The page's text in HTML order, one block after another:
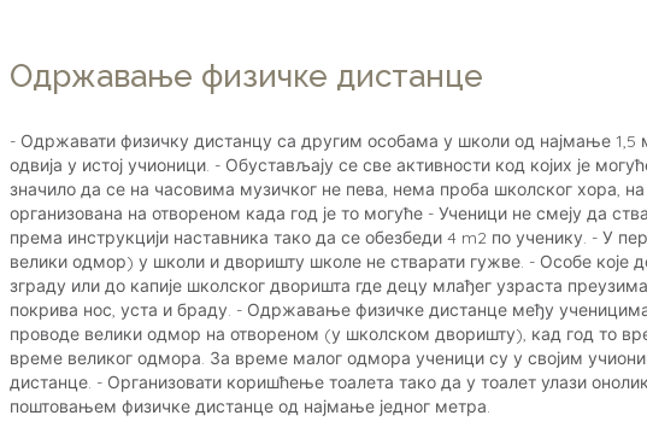
Одржавање физичке дистанце
- Одржавати физичку дистанцу са другим особама у школи од најмање
одвија у истој учионици. - Обустављају се све активности код којих је
значило да се на часовима музичког не пева, нема проба школског хора,
организована на отвореном када год је то могуће - Ученици не смеју да
према инструкцији наставника тако да се обезбеди 4 m2 по ученику. - У
велики одмор) у школи и дворишту школе не стварати гужве. - Особе које
зграду или до капије школског дворишта где децу млађег узраста
покрива нос, уста и браду. - Одржавање физичке дистанце међу
проводе велики одмор на отвореном (у школском дворишту), кад год то
време великог одмора. За време малог одмора ученици су у својим
дистанце. - Организовати коришћење тоалета тако да у тоалет улази
поштовањем физичке дистанце од најмање једног метра.